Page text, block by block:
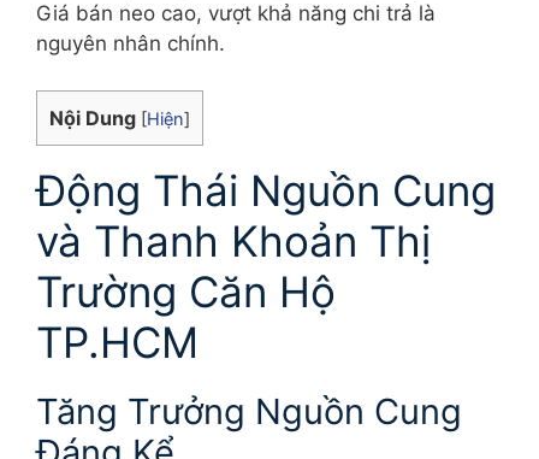
Giá bán neo cao, vượt khả năng chi trả là
nguyên nhân chính.
Nội Dung [Hiện]
Động Thái Nguồn Cung
và Thanh Khoản Thị
Trường Căn Hộ
TP.HCM
Tăng Trưởng Nguồn Cung